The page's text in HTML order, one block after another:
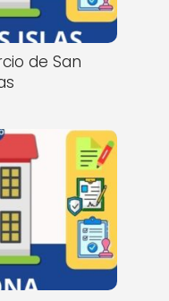
de San